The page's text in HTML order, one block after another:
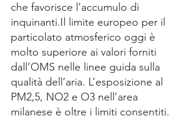
che favorisce l’accumulo di
inquinanti.Il
limite europeo per il
particolato atmosferico oggi è
molto superiore ai valori forniti
dall’OMS nelle linee guida sulla
qualità dell’aria. L’esposizione al
PM2,5, NO2 e O3 nell’area
milanese è oltre i limiti consentiti.